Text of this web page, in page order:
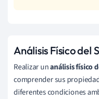
Análisis Físico del
Realizar unanálisis físico
comprender sus
diferentes condiciones